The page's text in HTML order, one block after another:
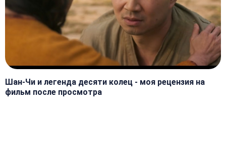
Шан-Чи и легенда десяти колец - моя рецензия на
фильм после просмотра